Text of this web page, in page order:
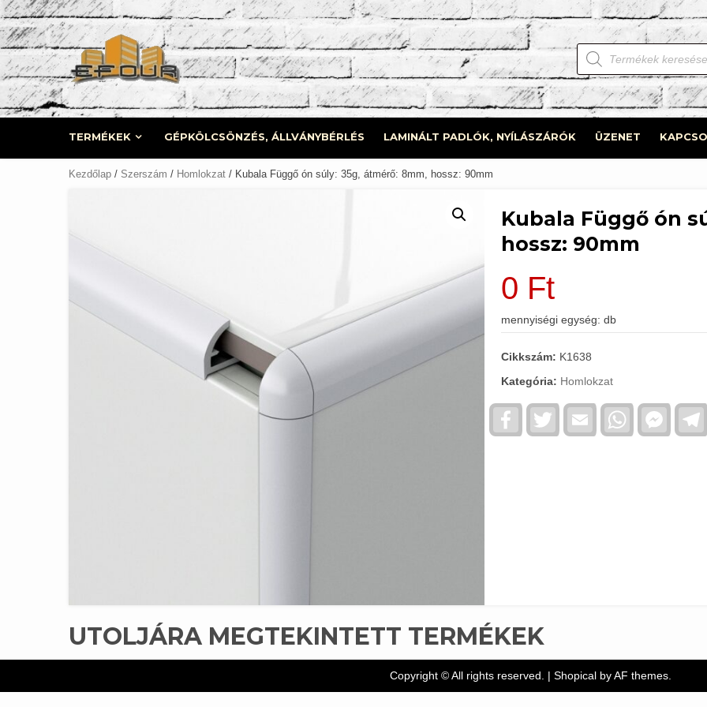
Skip
to
content
Products
search
TERMÉKEK GÉPKÖLCSÖNZÉS, ÁLLVÁNYBÉRLÉS LAMINÁLT PADLÓK, NYÍLÁSZÁRÓK ÜZENET
Kezdőlap / Szerszám / Homlokzat / Kubala Függő ón súly: 35g, átmérő: 8mm, hossz: 90mm
Kubala Függő ón
hossz: 90mm
0 Ft
mennyiségi egység: db
Cikkszám: K1638
Kategória: Homlokzat
FacebookTwitter Email WhatsApp
UTOLJÁRA MEGTEKINTETT TERMÉKEK
Copyright © All rights reserved. | Shopicalby AF themes.